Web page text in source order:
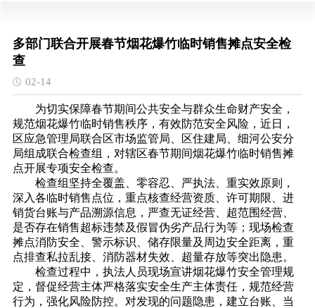
多部门联合开展春节烟花爆竹临时销售摊点安全检
查
02-14
为切实保障春节期间公共安全与群众生命财产安全，
规范烟花爆竹临时销售秩序，有效防范安全风险，近日，
区应急管理局联合区市场监管局、区住建局、细河公安分
局组成联合检查组，对辖区春节期间烟花爆竹临时销售摊
点开展专项安全检查。
检查组坚持全覆盖、零容忍、严执法、重实效原则，
深入各临时销售点位，重点核查经营资质、许可期限、进
销货台账与产品溯源信息，严查无证经营、超范围经营、
是否存在销售超标违禁及假冒伪劣产品行为等；现场检查
摊点消防安全、警示标识、储存限量及周边安全距离，重
点排查私拉乱接、消防器材失效、超量存放等突出隐患。
检查过程中，执法人员现场宣讲烟花爆竹安全管理规
定，督促经营主体严格落实安全生产主体责任，规范经营
行为，强化风险防控。对发现的问题隐患，建立台账、当